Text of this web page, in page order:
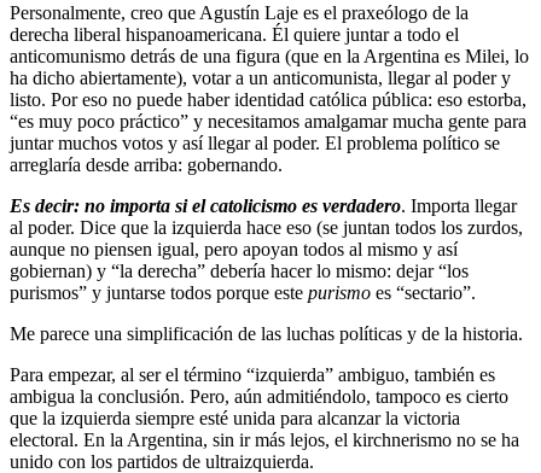
Personalmente, creo que Agustín Laje es el praxeólogo de la
derecha liberal hispanoamericana. Él quiere juntar a todo el
anticomunismo detrás de una figura (que en la Argentina es Milei, lo
ha dicho abiertamente), votar a un anticomunista, llegar al poder y
listo. Por eso no puede haber identidad católica pública: eso estorba,
“es muy poco práctico” y necesitamos amalgamar mucha gente para
juntar muchos votos y así llegar al poder. El problema político se
arreglaría desde arriba: gobernando.
Es decir: no importa si el catolicismo es verdadero. Importa llegar
al poder. Dice que la izquierda hace eso (se juntan todos los zurdos,
aunque no piensen igual, pero apoyan todos al mismo y así
gobiernan) y “la derecha” debería hacer lo mismo: dejar “los
purismos” y juntarse todos porque este purismo es “sectario”.
Me parece una simplificación de las luchas políticas y de la historia.
Para empezar, al ser el término “izquierda” ambiguo, también es
ambigua la conclusión. Pero, aún admitiéndolo, tampoco es cierto
que la izquierda siempre esté unida para alcanzar la victoria
electoral. En la Argentina, sin ir más lejos, el kirchnerismo no se ha
unido con los partidos de ultraizquierda.